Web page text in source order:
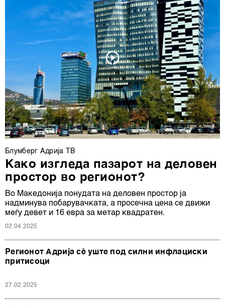
Блумберг Адрија ТВ
Како изгледа пазарот на деловен
простор во регионот?
Во Македонија понудата на деловен простор ја
надминува побарувачката, а просечна цена се движи
меѓу девет и 16 евра за метар квадратен.
02.04.2025
Регионот Адриjа сè уште под силни инфлациски
притисоци
27.02.2025